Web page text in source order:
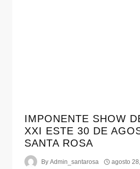
IMPONENTE SHOW
XXI ESTE 30 DE
SANTA ROSA
By Admin_santarosa agosto